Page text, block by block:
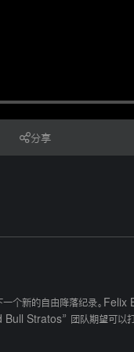
分享
个新的自由降落纪录。
Bull Stratos” 团队期望可以